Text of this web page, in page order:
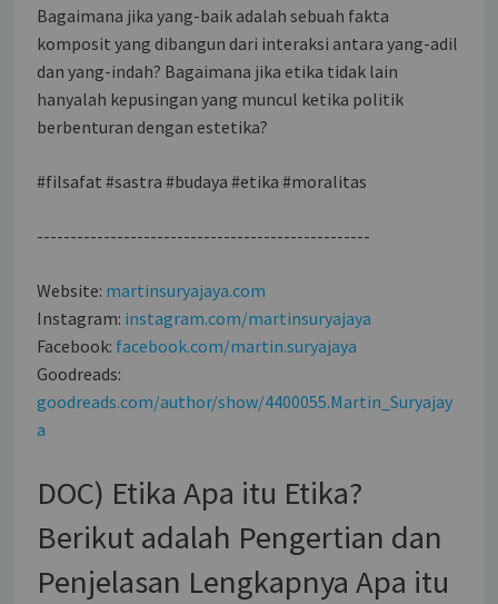
Bagaimana jika yang-baik adalah sebuah fakta
komposit yang dibangun dari interaksi antara yang-adil
dan yang-indah? Bagaimana jika etika tidak lain
hanyalah kepusingan yang muncul ketika politik
berbenturan dengan estetika?
#filsafat #sastra #budaya #etika #moralitas
--------------------------------------------------
Website: martinsuryajaya.com
Instagram: instagram.com/martinsuryajaya
Facebook: facebook.com/martin.suryajaya
Goodreads:
goodreads.com/author/show/4400055.Martin_Suryajay
a
DOC) Etika Apa itu Etika?
Berikut adalah Pengertian dan
Penjelasan Lengkapnya Apa itu